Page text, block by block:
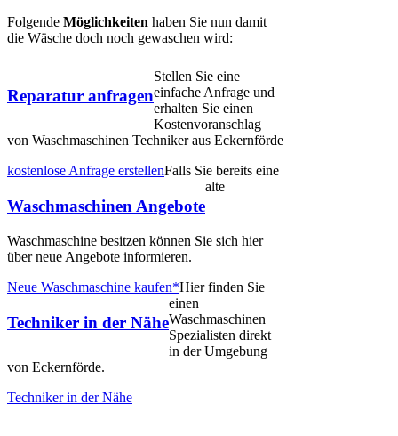
Folgende Möglichkeiten haben Sie nun damit
die Wäsche doch noch gewaschen wird:
Reparatur anfragen
Stellen Sie eine
einfache Anfrage und
erhalten Sie einen
Kostenvoranschlag
von Waschmaschinen Techniker aus Eckernförde
kostenlose Anfrage erstellen
Waschmaschinen Angebote
Falls Sie bereits eine
alte
Waschmaschine besitzen können Sie sich hier
über neue Angebote informieren.
Neue Waschmaschine kaufen*
Techniker in der Nähe
Hier finden Sie
einen
Waschmaschinen
Spezialisten direkt
in der Umgebung
von Eckernförde.
Techniker in der Nähe